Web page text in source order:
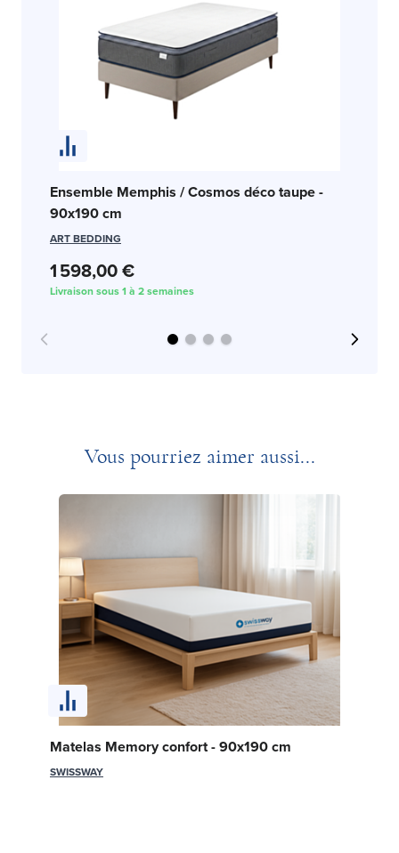
Ensemble Memphis / Cosmos déco taupe -
90x190 cm
ART BEDDING
1 598,00 €
Livraison sous 1 à 2 semaines
Vous pourriez aimer aussi...
Matelas Memory confort - 90x190 cm
SWISSWAY